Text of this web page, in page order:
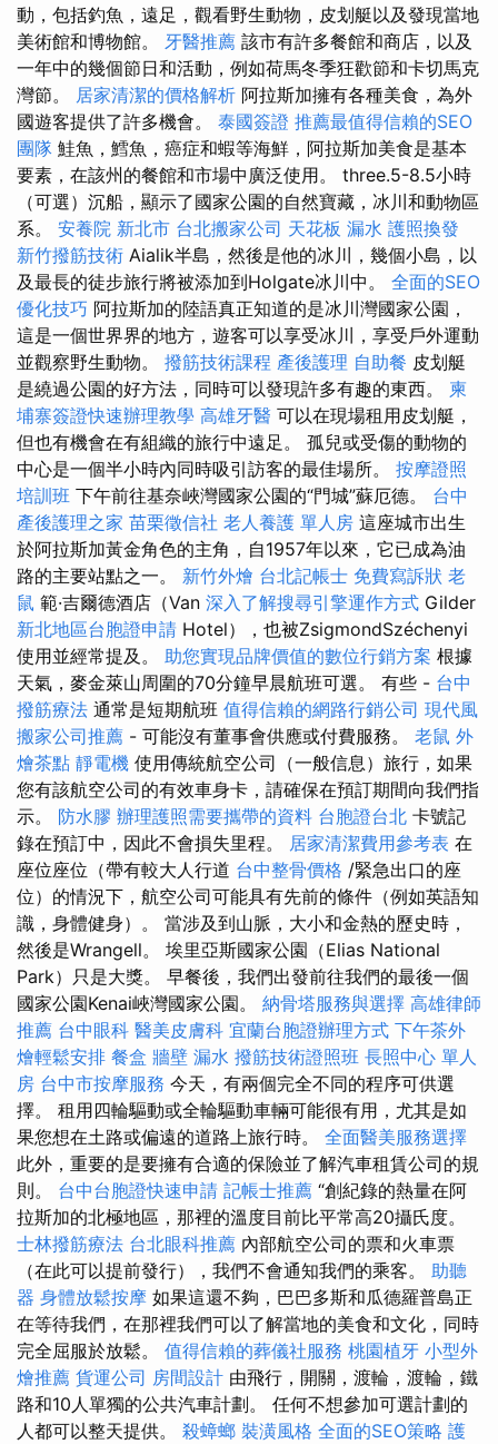
動，包括釣魚，遠足，觀看野生動物，皮划艇以及發現當地
美術館和博物館。 牙醫推薦 該市有許多餐館和商店，以及
一年中的幾個節日和活動，例如荷馬冬季狂歡節和卡切馬克
灣節。 居家清潔的價格解析 阿拉斯加擁有各種美食，為外
國遊客提供了許多機會。 泰國簽證 推薦最值得信賴的SEO
團隊 鮭魚，鱈魚，癌症和蝦等海鮮，阿拉斯加美食是基本
要素，在該州的餐館和市場中廣泛使用。 three.5-8.5小時
（可選）沉船，顯示了國家公園的自然寶藏，冰川和動物區
系。 安養院 新北市 台北搬家公司 天花板 漏水 護照換發
新竹撥筋技術 Aialik半島，然後是他的冰川，幾個小島，以
及最長的徒步旅行將被添加到Holgate冰川中。 全面的SEO
優化技巧 阿拉斯加的陸語真正知道的是冰川灣國家公園，
這是一個世界界的地方，遊客可以享受冰川，享受戶外運動
並觀察野生動物。 撥筋技術課程 產後護理 自助餐 皮划艇
是繞過公園的好方法，同時可以發現許多有趣的東西。 柬
埔寨簽證快速辦理教學 高雄牙醫 可以在現場租用皮划艇，
但也有機會在有組織的旅行中遠足。 孤兒或受傷的動物的
中心是一個半小時內同時吸引訪客的最佳場所。 按摩證照
培訓班 下午前往基奈峽灣國家公園的“門城”蘇厄德。 台中
產後護理之家 苗栗徵信社 老人養護 單人房 這座城市出生
於阿拉斯加黃金角色的主角，自1957年以來，它已成為油
路的主要站點之一。 新竹外燴 台北記帳士 免費寫訴狀 老
鼠 範·吉爾德酒店（Van 深入了解搜尋引擎運作方式 Gilder
新北地區台胞證申請 Hotel），也被ZsigmondSzéchenyi
使用並經常提及。 助您實現品牌價值的數位行銷方案 根據
天氣，麥金萊山周圍的70分鐘早晨航班可選。 有些 - 台中
撥筋療法 通常是短期航班 值得信賴的網路行銷公司 現代風
搬家公司推薦 - 可能沒有董事會供應或付費服務。 老鼠 外
燴茶點 靜電機 使用傳統航空公司（一般信息）旅行，如果
您有該航空公司的有效車身卡，請確保在預訂期間向我們指
示。 防水膠 辦理護照需要攜帶的資料 台胞證台北 卡號記
錄在預訂中，因此不會損失里程。 居家清潔費用參考表 在
座位座位（帶有較大人行道 台中整骨價格 /緊急出口的座
位）的情況下，航空公司可能具有先前的條件（例如英語知
識，身體健身）。 當涉及到山脈，大小和金熱的歷史時，
然後是Wrangell。 埃里亞斯國家公園（Elias National
Park）只是大獎。 早餐後，我們出發前往我們的最後一個
國家公園Kenai峽灣國家公園。 納骨塔服務與選擇 高雄律師
推薦 台中眼科 醫美皮膚科 宜蘭台胞證辦理方式 下午茶外
燴輕鬆安排 餐盒 牆壁 漏水 撥筋技術證照班 長照中心 單人
房 台中市按摩服務 今天，有兩個完全不同的程序可供選
擇。 租用四輪驅動或全輪驅動車輛可能很有用，尤其是如
果您想在土路或偏遠的道路上旅行時。 全面醫美服務選擇
此外，重要的是要擁有合適的保險並了解汽車租賃公司的規
則。 台中台胞證快速申請 記帳士推薦 “創紀錄的熱量在阿
拉斯加的北極地區，那裡的溫度目前比平常高20攝氏度。
士林撥筋療法 台北眼科推薦 內部航空公司的票和火車票
（在此可以提前發行），我們不會通知我們的乘客。 助聽
器 身體放鬆按摩 如果這還不夠，巴巴多斯和瓜德羅普島正
在等待我們，在那裡我們可以了解當地的美食和文化，同時
完全屈服於放鬆。 值得信賴的葬儀社服務 桃園植牙 小型外
燴推薦 貨運公司 房間設計 由飛行，開關，渡輪，渡輪，鐵
路和10人單獨的公共汽車計劃。 任何不想參加可選計劃的
人都可以整天提供。 殺蟑螂 裝潢風格 全面的SEO策略 護